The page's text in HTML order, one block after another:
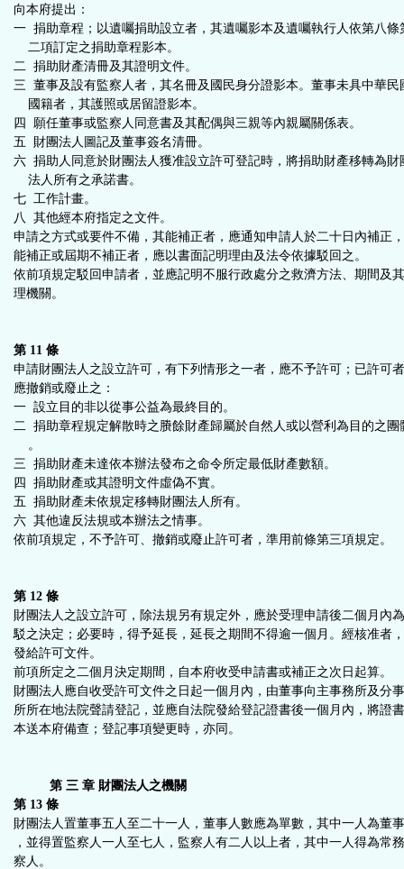
向本府提出：
一 捐助章程；以遺囑捐助設立者，其遺囑影本及遺囑執行人依第八條
二項訂定之捐助章程影本。
二 捐助財產清冊及其證明文件。
三 董事及設有監察人者，其名冊及國民身分證影本。董事未具中華民
國籍者，其護照或居留證影本。
四 願任董事或監察人同意書及其配偶與三親等內親屬關係表。
五 財團法人圖記及董事簽名清冊。
六 捐助人同意於財團法人獲准設立許可登記時，將捐助財產移轉為財
法人所有之承諾書。
七 工作計畫。
八 其他經本府指定之文件。
申請之方式或要件不備，其能補正者，應通知申請人於二十日內補正
能補正或屆期不補正者，應以書面記明理由及法令依據駁回之。
依前項規定駁回申請者，並應記明不服行政處分之救濟方法、期間及
理機關。
第 11 條
申請財團法人之設立許可，有下列情形之一者，應不予許可；已許可
應撤銷或廢止之：
一 設立目的非以從事公益為最終目的。
二 捐助章程規定解散時之賸餘財產歸屬於自然人或以營利為目的之團
。
三 捐助財產未達依本辦法發布之命令所定最低財產數額。
四 捐助財產或其證明文件虛偽不實。
五 捐助財產未依規定移轉財團法人所有。
六 其他違反法規或本辦法之情事。
依前項規定，不予許可、撤銷或廢止許可者，準用前條第三項規定。
第 12 條
財團法人之設立許可，除法規另有規定外，應於受理申請後二個月內
駁之決定；必要時，得予延長，延長之期間不得逾一個月。經核准者
發給許可文件。
前項所定之二個月決定期間，自本府收受申請書或補正之次日起算。
財團法人應自收受許可文件之日起一個月內，由董事向主事務所及分
所所在地法院聲請登記，並應自法院發給登記證書後一個月內，將證
本送本府備查；登記事項變更時，亦同。
第 三 章 財團法人之機關
第 13 條
財團法人置董事五人至二十一人，董事人數應為單數，其中一人為董
，並得置監察人一人至七人，監察人有二人以上者，其中一人得為常
察人。